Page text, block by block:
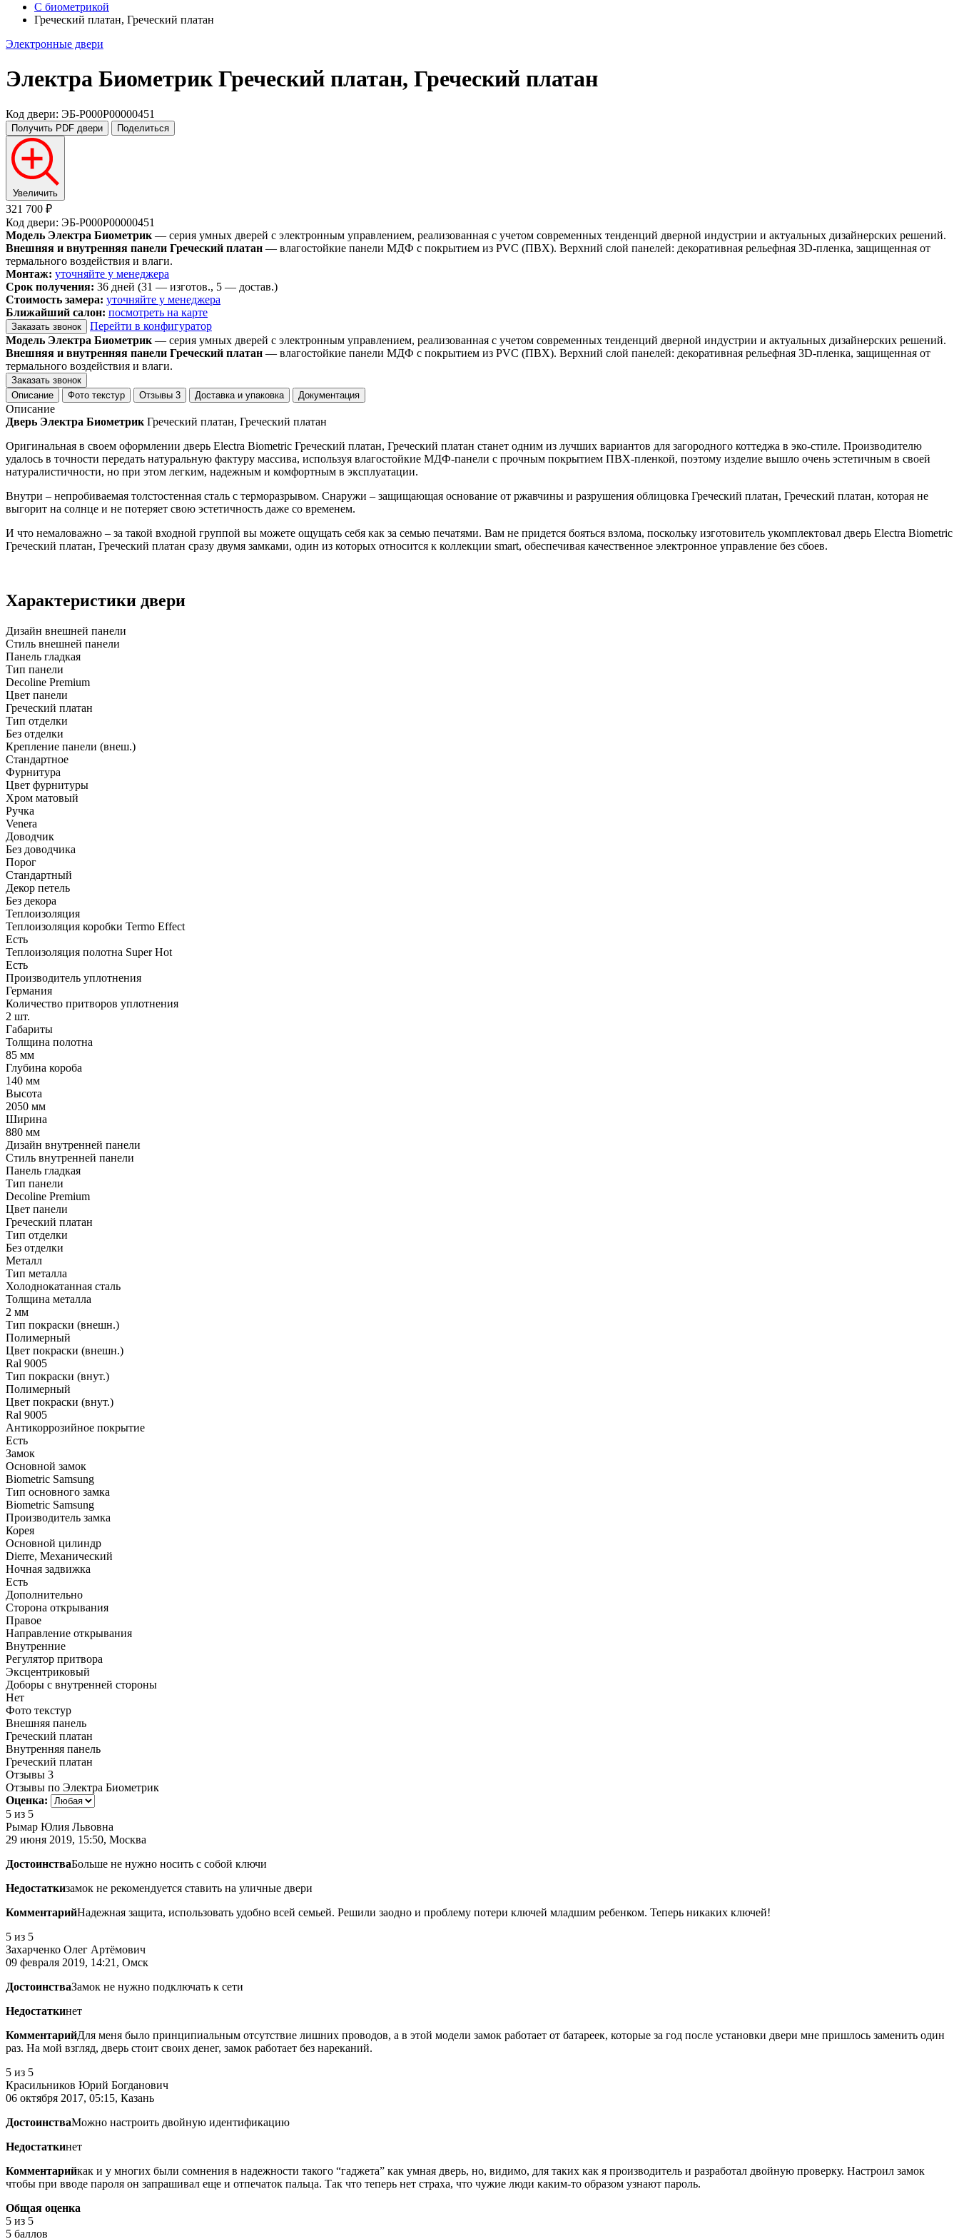
С биометрикой
Греческий платан, Греческий платан
Электронные двери
Электра Биометрик Греческий платан, Греческий платан
Код двери: ЭБ-P000P00000451
Получить PDF двери Поделиться
Увеличить
321 700 ₽
Код двери: ЭБ-P000P00000451
Модель Электра Биометрик — серия умных дверей с электронным управлением, реализованная с учетом современных тенденций дверной индустрии и актуальных дизайнерских решений.
Внешняя и внутренняя панели Греческий платан — влагостойкие панели МДФ с покрытием из PVC (ПВХ). Верхний слой панелей: декоративная рельефная 3D-пленка, защищенная от
термального воздействия и влаги.
Монтаж: уточняйте у менеджера
Срок получения: 36 дней (31 — изготов., 5 — достав.)
Стоимость замера: уточняйте у менеджера
Ближайший салон: посмотреть на карте
Заказать звонок
Перейти в конфигуратор
Модель Электра Биометрик — серия умных дверей с электронным управлением, реализованная с учетом современных тенденций дверной индустрии и актуальных дизайнерских решений.
Внешняя и внутренняя панели Греческий платан — влагостойкие панели МДФ с покрытием из PVC (ПВХ). Верхний слой панелей: декоративная рельефная 3D-пленка, защищенная от
термального воздействия и влаги.
Заказать звонок
Описание
Фото текстур Отзывы 3 Доставка и упаковка Документация
Описание
Дверь Электра Биометрик Греческий платан, Греческий платан
Оригинальная в своем оформлении дверь Electra Biometric Греческий платан, Греческий платан станет одним из лучших вариантов для загородного коттеджа в эко-стиле. Производителю
удалось в точности передать натуральную фактуру массива, используя влагостойкие МДФ-панели с прочным покрытием ПВХ-пленкой, поэтому изделие вышло очень эстетичным в своей
натуралистичности, но при этом легким, надежным и комфортным в эксплуатации.
Внутри – непробиваемая толстостенная сталь с терморазрывом. Снаружи – защищающая основание от ржавчины и разрушения облицовка Греческий платан, Греческий платан, которая не
выгорит на солнце и не потеряет свою эстетичность даже со временем.
И что немаловажно – за такой входной группой вы можете ощущать себя как за семью печатями. Вам не придется бояться взлома, поскольку изготовитель укомплектовал дверь Electra Biometric
Греческий платан, Греческий платан сразу двумя замками, один из которых относится к коллекции smart, обеспечивая качественное электронное управление без сбоев.
Характеристики двери
Дизайн внешней панели
Стиль внешней панели
Панель гладкая
Тип панели
Decoline Premium
Цвет панели
Греческий платан
Тип отделки
Без отделки
Крепление панели (внеш.)
Стандартное
Фурнитура
Цвет фурнитуры
Хром матовый
Ручка
Venera
Доводчик
Без доводчика
Порог
Стандартный
Декор петель
Без декора
Теплоизоляция
Теплоизоляция коробки Termo Effect
Есть
Теплоизоляция полотна Super Нot
Есть
Производитель уплотнения
Германия
Количество притворов уплотнения
2 шт.
Габариты
Толщина полотна
85 мм
Глубина короба
140 мм
Высота
2050 мм
Ширина
880 мм
Дизайн внутренней панели
Стиль внутренней панели
Панель гладкая
Тип панели
Decoline Premium
Цвет панели
Греческий платан
Тип отделки
Без отделки
Металл
Тип металла
Холоднокатанная сталь
Толщина металла
2 мм
Тип покраски (внешн.)
Полимерный
Цвет покраски (внешн.)
Ral 9005
Тип покраски (внут.)
Полимерный
Цвет покраски (внут.)
Ral 9005
Антикоррозийное покрытие
Есть
Замок
Основной замок
Biometric Samsung
Тип основного замка
Biometric Samsung
Производитель замка
Корея
Основной цилиндр
Dierre, Механический
Ночная задвижка
Есть
Дополнительно
Сторона открывания
Правое
Направление открывания
Внутренние
Регулятор притвора
Эксцентриковый
Доборы с внутренней стороны
Нет
Фото текстур
Внешняя панель
Греческий платан
Внутренняя панель
Греческий платан
Отзывы 3
Отзывы по Электра Биометрик
Оценка:
5 из 5
Рымар Юлия Львовна
29 июня 2019, 15:50, Москва
ДостоинстваБольше не нужно носить с собой ключи
Недостаткизамок не рекомендуется ставить на уличные двери
КомментарийНадежная защита, использовать удобно всей семьей. Решили заодно и проблему потери ключей младшим ребенком. Теперь никаких ключей!
5 из 5
Захарченко Олег Артёмович
09 февраля 2019, 14:21, Омск
ДостоинстваЗамок не нужно подключать к сети
Недостаткинет
КомментарийДля меня было принципиальным отсутствие лишних проводов, а в этой модели замок работает от батареек, которые за год после установки двери мне пришлось заменить один
раз. На мой взгляд, дверь стоит своих денег, замок работает без нареканий.
5 из 5
Красильников Юрий Богданович
06 октября 2017, 05:15, Казань
ДостоинстваМожно настроить двойную идентификацию
Недостаткинет
Комментарийкак и у многих были сомнения в надежности такого “гаджета” как умная дверь, но, видимо, для таких как я производитель и разработал двойную проверку. Настроил замок
чтобы при вводе пароля он запрашивал еще и отпечаток пальца. Так что теперь нет страха, что чужие люди каким-то образом узнают пароль.
Общая оценка
5 из 5
5 баллов